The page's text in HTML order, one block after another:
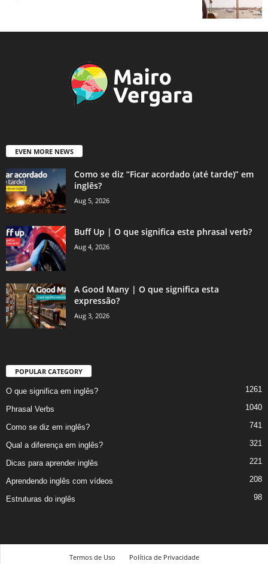
EVEN MORE NEWS
Como se diz “Ficar acordado (até tarde)” em
inglês?
Aug 5, 2026
Buff Up | O que significa este phrasal verb?
Aug 4, 2026
A Good Many | O que significa esta
expressão?
Aug 3, 2026
POPULAR CATEGORY
O que significa em inglês? 1261
Phrasal Verbs 1040
Como se diz em inglês? 741
Qual a diferença em inglês? 321
Dicas para aprender inglês 221
Aprendendo inglês com vídeos 208
Estruturas do inglês 98
Termos de Uso Política de Privacidade